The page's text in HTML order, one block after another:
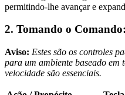
permitindo-lhe avançar e
2. Tomando o
Aviso: Estes são os controles
para um ambiente baseado em
velocidade são essenciais.